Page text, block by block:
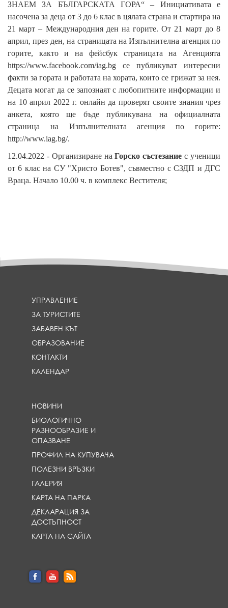
ЗНАЕМ ЗА БЪЛГАРСКАТА ГОРА“ – Инициативата е
насочена за деца от 3 до 6 клас в цялата страна и стартира на
21 март – Международния ден на горите. От 21 март до 8
април, през ден, на страницата на Изпълнителна агенция по
горите, както и на фейсбук страницата на Агенцията
https://www.facebook.com/iag.bg се публикуват интересни
факти за гората и работата на хората, които се грижат за нея.
Децата могат да се запознаят с любопитните информации и
на 10 април 2022 г. онлайн да проверят своите знания чрез
анкета, която ще бъде публикувана на официалната
страница на Изпълнителната агенция по горите:
http://www.iag.bg/.
12.04.2022 - Организиране наГорско състезаниес ученици
от 6 клас на СУ "Христо Ботев", съвместно с СЗДП и ДГС
Враца. Начало 10.00 ч. в комплекс Вестителя;
УПРАВЛЕНИЕ
ЗА ТУРИСТИТЕ
ЗАБАВЕН КЪТ
ОБРАЗОВАНИЕ
КОНТАКТИ
КАЛЕНДАР
НОВИНИ
БИОЛОГИЧНО
РАЗНООБРАЗИЕ И
ОПАЗВАНЕ
ПРОФИЛ НА КУПУВАЧА
ПОЛЕЗНИ ВРЪЗКИ
ГАЛЕРИЯ
КАРТА НА ПАРКА
ДЕКЛАРАЦИЯ ЗА
ДОСТЪПНОСТ
КАРТА НА САЙТА